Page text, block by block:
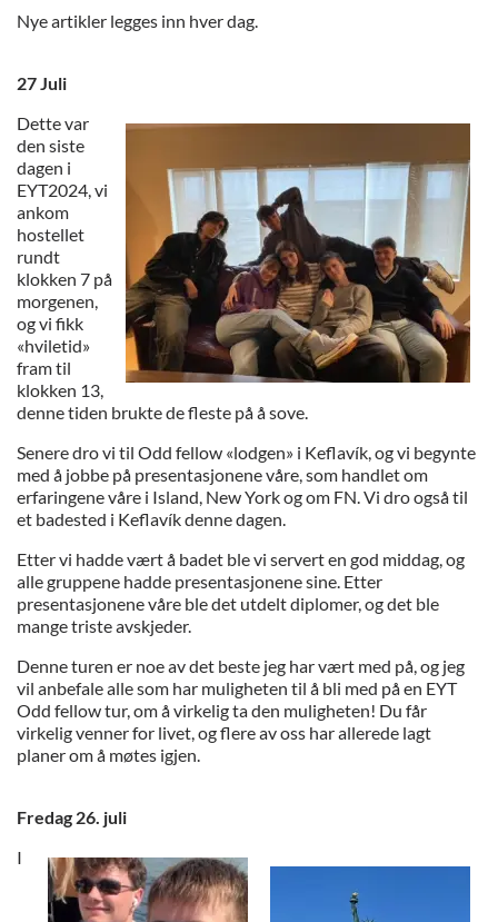
Nye artikler legges inn hver dag.
27 Juli
Dette var
den siste
dagen i
EYT2024, vi
ankom
hostellet
rundt
klokken 7 på
morgenen,
og vi fikk
«hviletid»
fram til
klokken 13,
denne tiden brukte de fleste på å sove.
Senere dro vi til Odd fellow «lodgen» i Keflavík, og vi begynte
med å jobbe på presentasjonene våre, som handlet om
erfaringene våre i Island, New York og om FN. Vi dro også til
et badested i Keflavík denne dagen.
Etter vi hadde vært å badet ble vi servert en god middag, og
alle gruppene hadde presentasjonene sine. Etter
presentasjonene våre ble det utdelt diplomer, og det ble
mange triste avskjeder.
Denne turen er noe av det beste jeg har vært med på, og jeg
vil anbefale alle som har muligheten til å bli med på en EYT
Odd fellow tur, om å virkelig ta den muligheten! Du får
virkelig venner for livet, og flere av oss har allerede lagt
planer om å møtes igjen.
Fredag 26. juli
I